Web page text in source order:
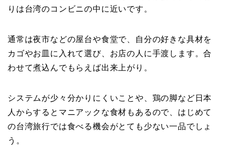
りは台湾のコンビニの中に近いです。
通常は夜市などの屋台や食堂で、自分の好きな具材を
カゴやお皿に入れて選び、お店の人に手渡します。合
わせて煮込んでもらえば出来上がり。
システムが少々分かりにくいことや、鶏の脚など日本
人からするとマニアックな食材もあるので、はじめて
の台湾旅行では食べる機会がとても少ない一品でしょ
う。